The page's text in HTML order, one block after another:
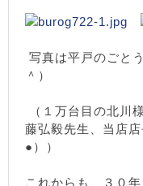
写真は平戸のごと
＾）
（１万台目の北川
藤弘毅先生、当店
●））
これからも、３０